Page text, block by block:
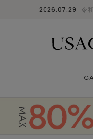
2026.07.29 令